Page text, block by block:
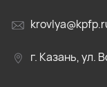
г. Казань, ул.